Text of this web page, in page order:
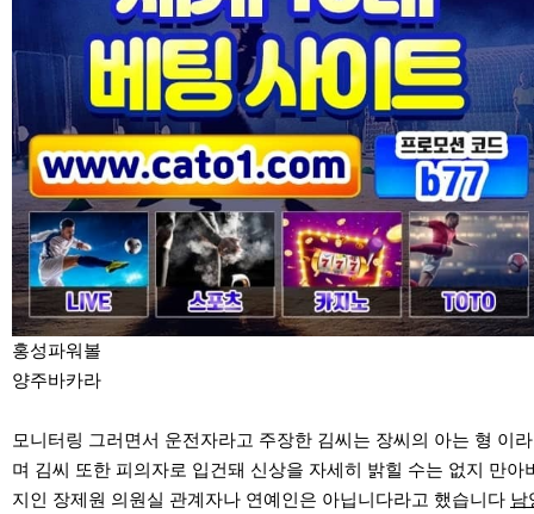
홍성파워볼
양주바카라
모니터링 그러면서 운전자라고 주장한 김씨는 장씨의 아는 형 이라
며 김씨 또한 피의자로 입건돼 신상을 자세히 밝힐 수는 없지 만아
지인 장제원 의원실 관계자나 연예인은 아닙니다라고 했습니다 남